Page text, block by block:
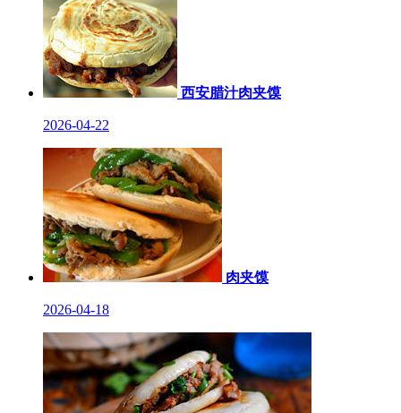
西安腊汁肉夹馍
2026-04-22
肉夹馍
2026-04-18